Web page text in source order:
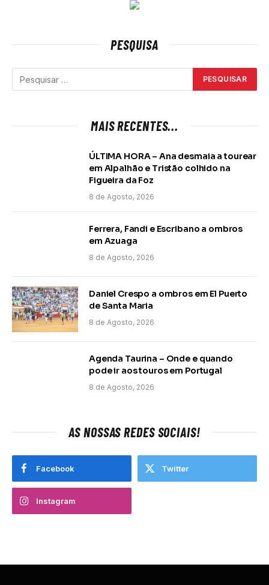
PESQUISA
MAIS RECENTES...
ÚLTIMA HORA – Ana desmaia a tourear
em Alpalhão e Tristão colhido na
Figueira da Foz
8 de Agosto, 2026
Ferrera, Fandi e Escribano a ombros
em Azuaga
8 de Agosto, 2026
Daniel Crespo a ombros em El Puerto
de Santa Maria
8 de Agosto, 2026
Agenda Taurina – Onde e quando
pode ir aos touros em Portugal
8 de Agosto, 2026
AS NOSSAS REDES SOCIAIS!
Facebook Twitter
Instagram